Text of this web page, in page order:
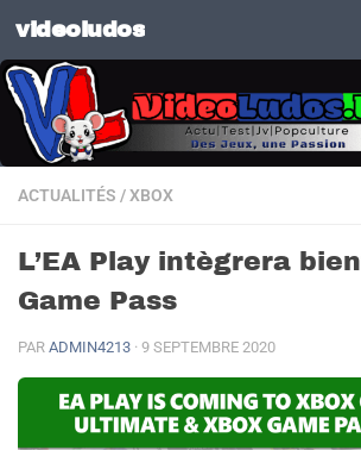
Skip to content
videoludos
ACTUALITÉS /XBOX
L’EA Play intègrera
Game Pass
PAR ADMIN4213 · 9 SEPTEMBRE 2020